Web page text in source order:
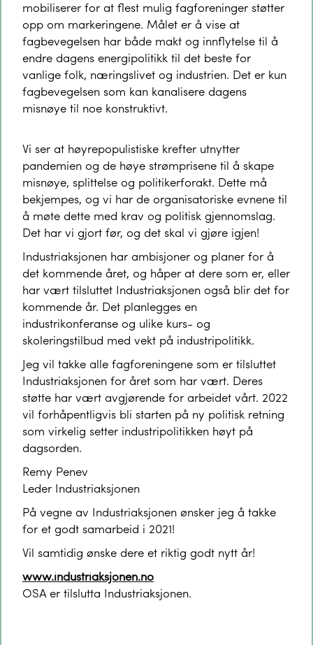
mobiliserer for at flest mulig fagforeninger støtter
opp om markeringene. Målet er å vise at
fagbevegelsen har både makt og innflytelse til å
endre dagens energipolitikk til det beste for
vanlige folk, næringslivet og industrien. Det er kun
fagbevegelsen som kan kanalisere dagens
misnøye til noe konstruktivt.
Vi ser at høyrepopulistiske krefter utnytter
pandemien og de høye strømprisene til å skape
misnøye, splittelse og politikerforakt. Dette må
bekjempes, og vi har de organisatoriske evnene til
å møte dette med krav og politisk gjennomslag.
Det har vi gjort før, og det skal vi gjøre igjen!
Industriaksjonen har ambisjoner og planer for å
det kommende året, og håper at dere som er, eller
har vært tilsluttet Industriaksjonen også blir det for
kommende år. Det planlegges en
industrikonferanse og ulike kurs- og
skoleringstilbud med vekt på industripolitikk.
Jeg vil takke alle fagforeningene som er tilsluttet
Industriaksjonen for året som har vært. Deres
støtte har vært avgjørende for arbeidet vårt. 2022
vil forhåpentligvis bli starten på ny politisk retning
som virkelig setter industripolitikken høyt på
dagsorden.
Remy Penev
Leder Industriaksjonen
På vegne av Industriaksjonen ønsker jeg å takke
for et godt samarbeid i 2021!
Vil samtidig ønske dere et riktig godt nytt år!
www.industriaksjonen.no
OSA er tilslutta Industriaksjonen.